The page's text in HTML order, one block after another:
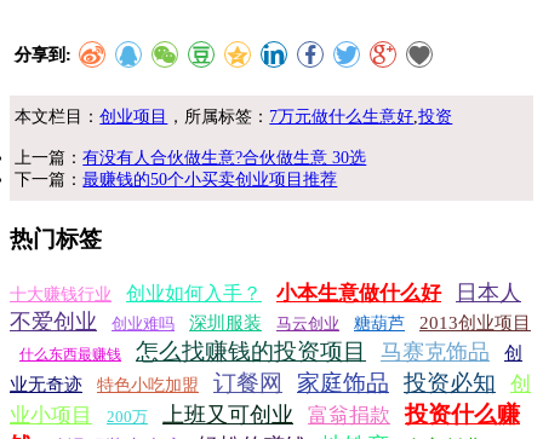
分享到:
本文栏目：创业项目 ，所属标签： 7万元做什么生意好 ,投资
上一篇：有没有人合伙做生意?合伙做生意 30选
下一篇：最赚钱的50个小买卖创业项目推荐
热门标签
十大赚钱行业 创业如何入手？ 小本生意做什么好
日本人
不爱创业
创业难吗 深圳服装 马云创业 糖葫芦 2013创业项目
什么东西最赚钱 怎么找赚钱的投资项目 马赛克饰品
创
业无奇迹
特色小吃加盟 订餐网 家庭饰品 投资必知
创
业小项目
200万 上班又可创业 富翁捐款
投资什么赚